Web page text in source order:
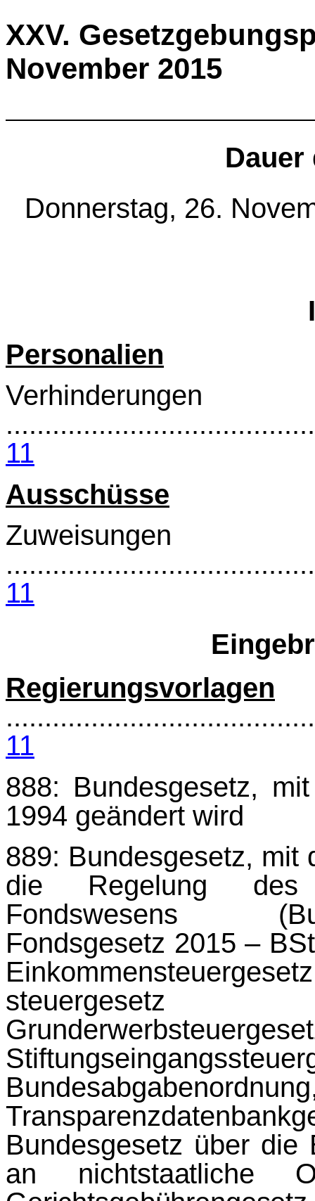
XXV.
November 2015
Dauer
Donnerstag, 26.
Personalien
Verhinderungen
11
Ausschüsse
Zuweisungen
11
Regierungsvorlagen
11
888: Bundesgesetz,
1994 geändert wird
889: Bundesgesetz, mit
die Regelung des
Fondswesens
Fondsgesetz 2015 –
Bundesgesetz über die
an nicht­staatliche